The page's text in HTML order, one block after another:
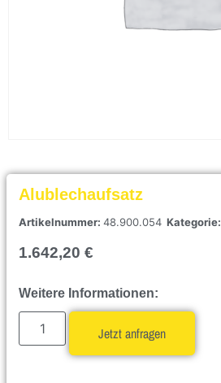
Alublechaufsatz
Artikelnummer: 48.900.054 Kategorie:
1.642,20 €
Weitere Informationen:
Jetzt anfragen